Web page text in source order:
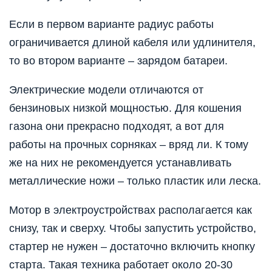
Если в первом варианте радиус работы
ограничивается длиной кабеля или удлинителя,
то во втором варианте – зарядом батареи.
Электрические модели отличаются от
бензиновых низкой мощностью. Для кошения
газона они прекрасно подходят, а вот для
работы на прочных сорняках – вряд ли. К тому
же на них не рекомендуется устанавливать
металлические ножи – только пластик или леска.
Мотор в электроустройствах располагается как
снизу, так и сверху. Чтобы запустить устройство,
стартер не нужен – достаточно включить кнопку
старта. Такая техника работает около 20-30